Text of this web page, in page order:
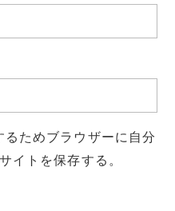
ためブラウザーに自分
イトを保存する。